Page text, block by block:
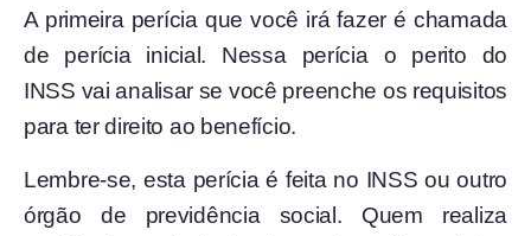
A primeira perícia que você irá fazer é chamada
de perícia inicial. Nessa perícia o perito do
INSS vai analisar se você preenche os requisitos
para ter direito ao benefício.
Lembre-se, esta perícia é feita no INSS ou outro
órgão de previdência social. Quem realiza